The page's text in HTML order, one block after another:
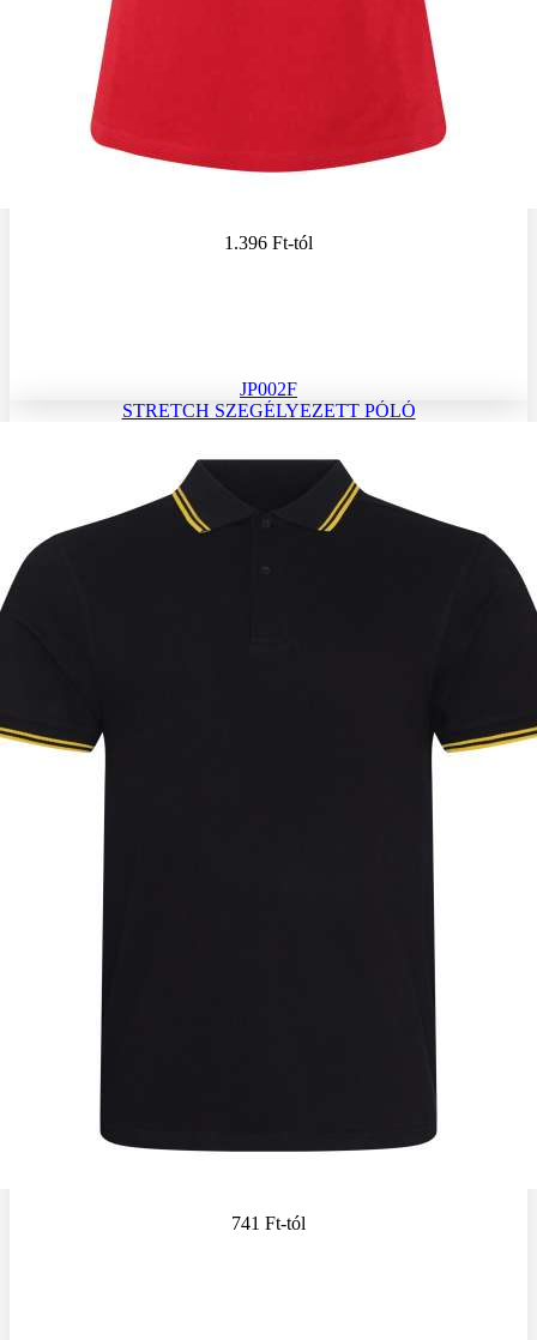
1.396 Ft-tól
JP002F
STRETCH SZEGÉLYEZETT PÓLÓ
741 Ft-tól